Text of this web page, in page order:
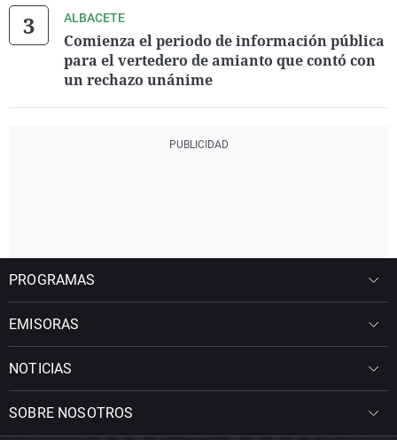
ALBACETE
Comienza el periodo de información pública
para el vertedero de amianto que contó con
un rechazo unánime
PROGRAMAS
EMISORAS
NOTICIAS
SOBRE NOSOTROS